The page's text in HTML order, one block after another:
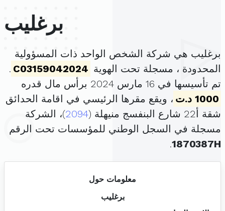
برغليب
برغليب هي شركة الشخص الواحد ذات المسؤولية
المحدودة ، مسجلة تحت الهوية C03159042024
.
تم تأسيسها في 16 مارس 2024 برأس مال قدره
1000 د.ت
، ويقع مقرها الرئيسي في اقامة الحدائق
شقة أ22 شارع البنفسج منيهلة (
2094)، الشركة
مسجلة في السجل الوطني للمؤسسات تحت الرقم
1870387H
.
معلومات حول
برغليب